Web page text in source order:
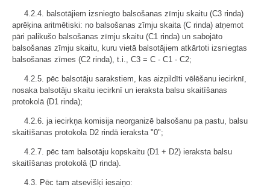
4.2.4. balsotājiem izsniegto balsošanas zīmju skaitu (C3 rinda)
aprēķina aritmētiski: no balsošanas zīmju skaita (C rinda) atņemot
pāri palikušo balsošanas zīmju skaitu (C1 rinda) un sabojāto
balsošanas zīmju skaitu, kuru vietā balsotājiem atkārtoti izsniegtas
balsošanas zīmes (C2 rinda), t.i., C3 = C - C1 - C2;
4.2.5. pēc balsotāju sarakstiem, kas aizpildīti vēlēšanu iecirknī,
nosaka balsotāju skaitu iecirknī un ieraksta balsu skaitīšanas
protokolā (D1 rinda);
4.2.6. ja iecirkņa komisija neorganizē balsošanu pa pastu, balsu
skaitīšanas protokola D2 rindā ieraksta "0";
4.2.7. pēc tam balsotāju kopskaitu (D1 + D2) ieraksta balsu
skaitīšanas protokolā (D rinda).
4.3. Pēc tam atsevišķi iesaiņo: